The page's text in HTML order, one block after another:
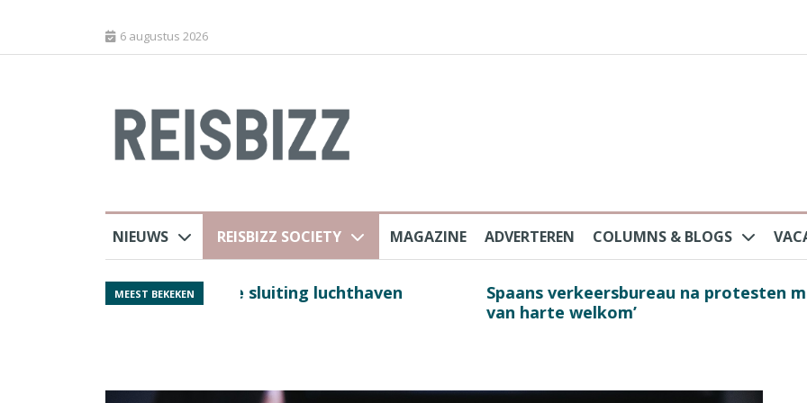
6 augustus 2026
NIEUWS REISBIZZ SOCIETY MAGAZINE ADVERTEREN COLUMNS & BLOGS
MEEST BEKEKEN
luchthaven
Spaans verkeersbureau na protesten massatoerisme: ‘Nederlandse